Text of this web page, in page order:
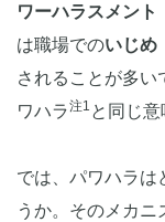
ワーハラスメント
は職場でのいじめ
されることが多い
ワハラ注1 と同じ意
では、パワハラは
うか。そのメカ